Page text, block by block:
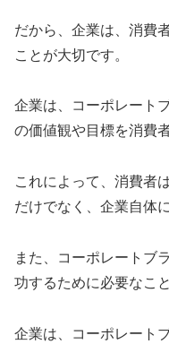
だから、企業は、消費
ことが大切です。
企業は、コーポレート
の価値観や目標を消費
これによって、消費者
だけでなく、企業自体
また、コーポレートブ
功するために必要なこ
企業は、コーポレート